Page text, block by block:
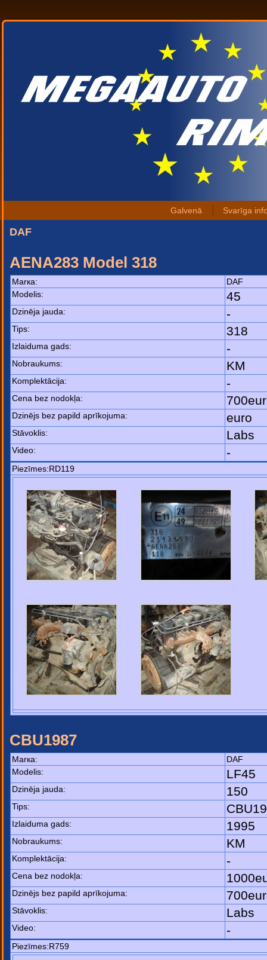
Galvenā Svarīga
DAF
AENA283 Model 318
Marка:
DAF
Modelis:
45
Dzinēja jauda: -
Tips: 318
Izlaiduma gads: -
Nobraukums: KM
Komplektācija: -
Cena bez nodokļa:
Dzinējs bez papild aprīkojuma: euro
Stāvoklis: Labs
Video: -
Piezīmes:RD119
CBU1987
Маrка:
DAF
Моdelis:
LF45
Dzinēja jauda: 150
Tips:
Izlaiduma gads: 1995
Nobraukums: KM
Komplektācija: -
Cena bez nodokļa:
Dzinējs bez papild aprīkojuma:
Stāvoklis: Labs
Video: -
Piezīmes:R759